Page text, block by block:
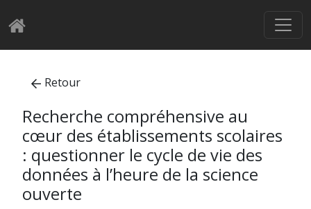
Retour
Recherche compréhensive au
cœur des établissements scolaires
: questionner le cycle de vie des
données à l’heure de la science
ouverte